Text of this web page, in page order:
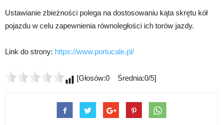
Ustawianie zbieżności polega na dostosowaniu kąta skrętu kół
pojazdu w celu zapewnienia równoległości ich torów jazdy.
Link do strony: https://www.portucale.pl/
[Głosów:0 Średnia:0/5]